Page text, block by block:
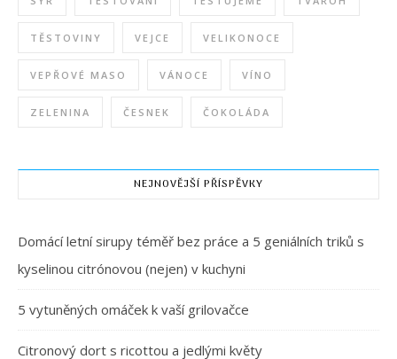
TĚSTOVINY VEJCE VELIKONOCE
VEPŘOVÉ MASO VÁNOCE VÍNO
ZELENINA ČESNEK ČOKOLÁDA
NEJNOVĚJŠÍ PŘÍSPĚVKY
Domácí letní sirupy téměř bez práce a 5 geniálních triků s
kyselinou citrónovou (nejen) v kuchyni
5 vytuněných omáček k vaší grilovačce
Citronový dort s ricottou a jedlými květy